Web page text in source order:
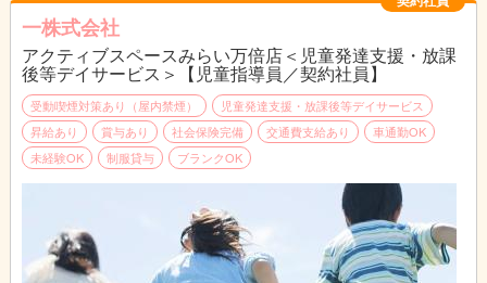
10:00～17:00(長期休暇)
バランス用具を用いたトレーニングやストレッチ等で
姿勢を正し、自己抑制や自信、学習意欲の向上につなげます。
◎協調トレーニング
運動用具、ボール等でのトレーニングで、
基本的運動神経の向上、体力強化につなげます。
◎ソーシャルスキルトレーニング
コミュニケーション力・応答力・表現力など能力アップを図りま
す。
一株式会社
アクティブスペースみらい万倍店＜児童発達支援・放課
後等デイサービス＞【児童指導員／契約社員】
受動喫煙対策あり（屋内禁煙）
児童発達支援・放課後等デイサービス
昇給あり
賞与あり 社会保険完備 交通費支給あり
車通勤OK
未経験OK
制服貸与 ブランクOK